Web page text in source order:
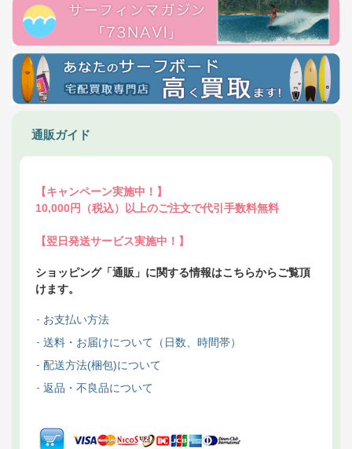
通販ガイド
【キャンペーン実施中！】
10,000円（税込）以上のご注文で代引手数料無料
【翌日発送サービス実施中！】
ショッピング「通販」に関する情報はこちらからご覧頂
けます。
お支払い方法
送料・お届けについて（日数、時間帯）
配送方法(梱包)について
返品・不良品について